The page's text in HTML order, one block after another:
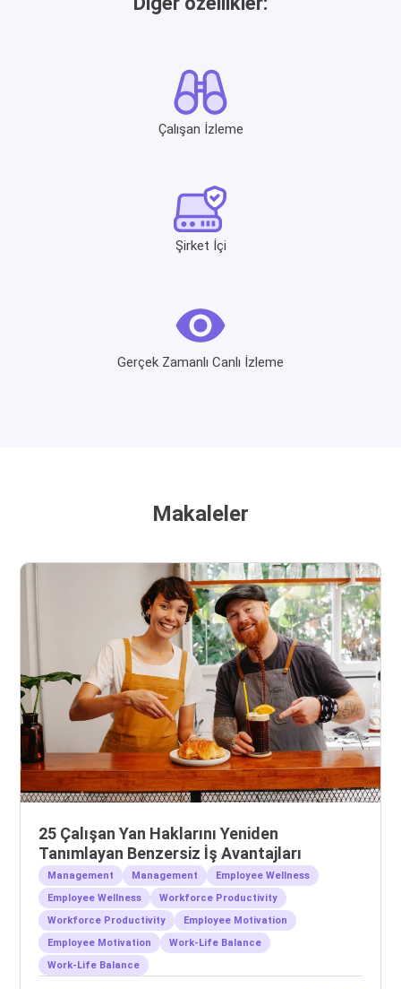
Çalışan İzleme
Şirket İçi
Gerçek Zamanlı Canlı İzleme
Makaleler
25 Çalışan Yan Haklarını Yeniden
Tanımlayan Benzersiz İş Avantajları
Management Management
Employee Wellness
Employee Wellness
Workforce Productivity
Workforce Productivity
Employee Motivation
Employee Motivation
Work-Life Balance
Work-Life Balance